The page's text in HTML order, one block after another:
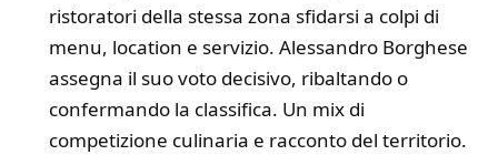
ristoratori della stessa zona sfidarsi a colpi di
menu, location e servizio. Alessandro Borghese
assegna il suo voto decisivo, ribaltando o
confermando la classifica. Un mix di
competizione culinaria e racconto del territorio.